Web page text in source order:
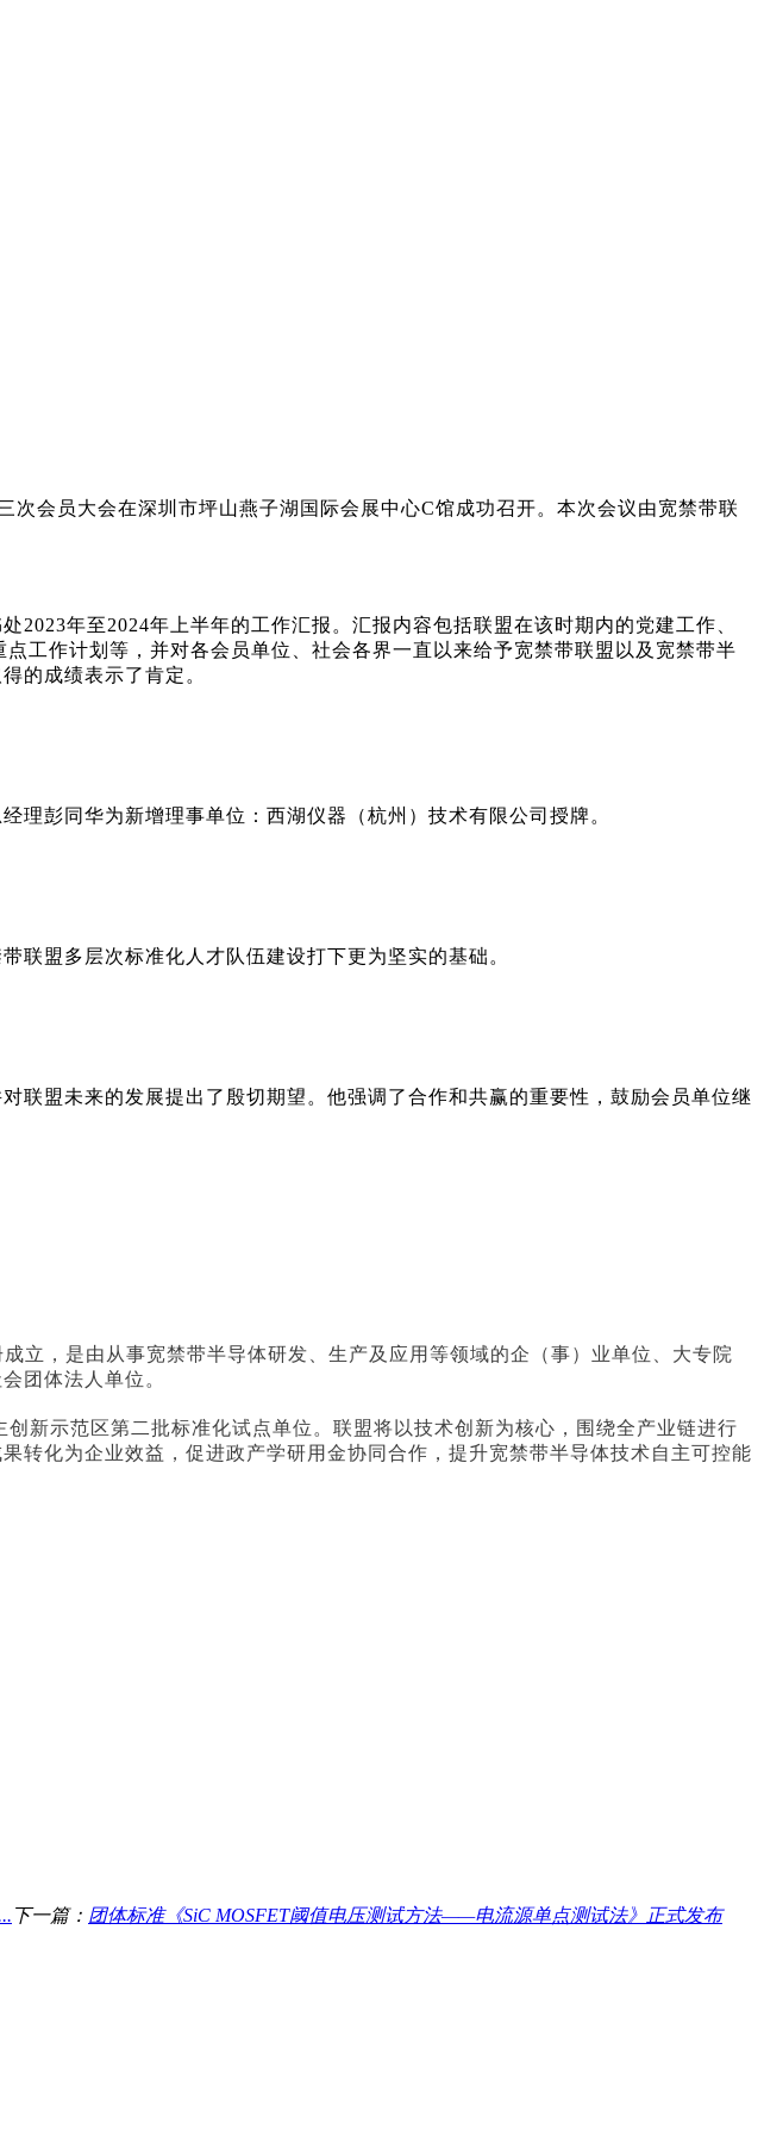
会员大会在深圳市坪山燕子湖国际会展中心C馆成功召开。本次会议由宽禁带联
年至2024年上半年的工作汇报。汇报内容包括联盟在该时期内的党建工作、
工作计划等，并对各会员单位、社会各界一直以来给予宽禁带联盟以及宽禁带半
的成绩表示了肯定。
理彭同华为新增理事单位：西湖仪器（杭州）技术有限公司授牌。
联盟多层次标准化人才队伍建设打下更为坚实的基础。
联盟未来的发展提出了殷切期望。他强调了合作和共赢的重要性，鼓励会员单位继
立，是由从事宽禁带半导体研发、生产及应用等领域的企（事）业单位、大专院
团体法人单位。
新示范区第二批标准化试点单位。联盟将以技术创新为核心，围绕全产业链进行
转化为企业效益，促进政产学研用金协同合作，提升宽禁带半导体技术自主可控能
下一篇： 团体标准《SiC MOSFET阈值电压测试方法——电流源单点测试法》正式发布